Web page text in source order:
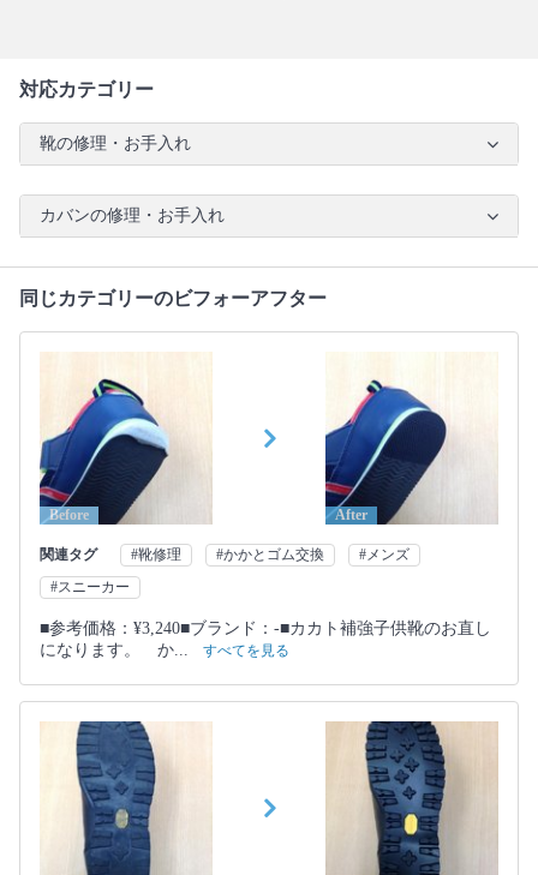
対応カテゴリー
靴の修理・お手入れ
カバンの修理・お手入れ
同じカテゴリーのビフォーアフター
Before After
関連タグ #靴修理 #かかとゴム交換
#メンズ
#スニーカー
■参考価格：¥3,240■ブランド：-■カカト補強子供靴のお直し
になります。 か...
すべてを見る